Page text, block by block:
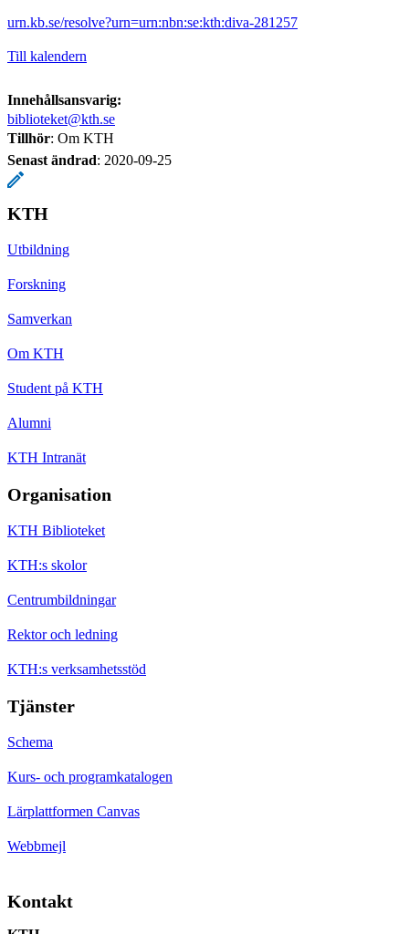
urn.kb.se/resolve?urn=urn:nbn:se:kth:diva-281257
Till kalendern
Innehållsansvarig:
biblioteket@kth.se
Tillhör: Om KTH
Senast ändrad: 2020-09-25
KTH
Utbildning
Forskning
Samverkan
Om KTH
Student på KTH
Alumni
KTH Intranät
Organisation
KTH Biblioteket
KTH:s skolor
Centrumbildningar
Rektor och ledning
KTH:s verksamhetsstöd
Tjänster
Schema
Kurs- och programkatalogen
Lärplattformen Canvas
Webbmejl
Kontakt